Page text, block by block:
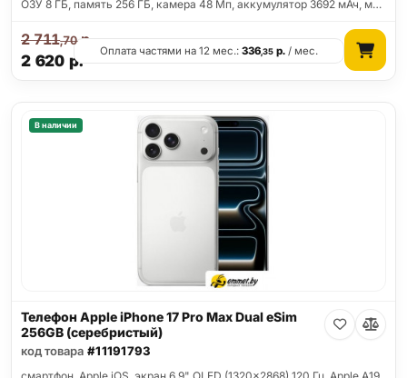
ОЗУ 8 ГБ, память 256 ГБ, камера 48 Мп, аккумулятор 3692 мАч, м…
2 620 р.
2 711,70р.
Оплата частями на 12 мес.:336,35 р. / мес.
В наличии
Телефон Apple iPhone 17 Pro Max Dual eSim
256GB (серебристый)
код товара #11191793